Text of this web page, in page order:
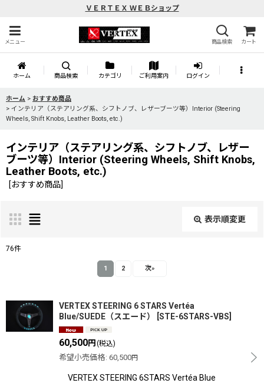
ＶＥＲＴＥＸ ＷＥＢショップ
メニュー 商品検索 カート
ホーム 商品検索 カテゴリ ご利用案内 ログイン
ホーム > おすすめ商品
> インテリア（ステアリング系、シフトノブ、レザーブーツ等）Interior (Steering
Wheels, Shift Knobs, Leather Boots, etc.)
インテリア（ステアリング系、シフトノブ、レザー
ブーツ等）Interior (Steering Wheels, Shift Knobs,
Leather Boots, etc.)
[おすすめ商品]
表示順変更
表示数 :
76件
1 2 次»
VERTEX STEERING 6 STARS Vertéa
Blue/SUEDE（スエード）
STE-6STARS-VBS
60,500円 (税込)
希望小売価格: 60,500円
VERTEX STEERING 6STARS Vertéa Blue